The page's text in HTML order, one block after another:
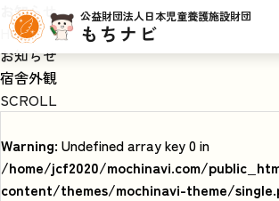
公益財団法人日本児童養護施設財団
もちナビ
お知らせ
HOME
お知らせ
宿舎外観
SCROLL
Warning: Undefined array key 0 in
/home/jcf2020/mochinavi.com/
content/themes/mochinavi-theme/